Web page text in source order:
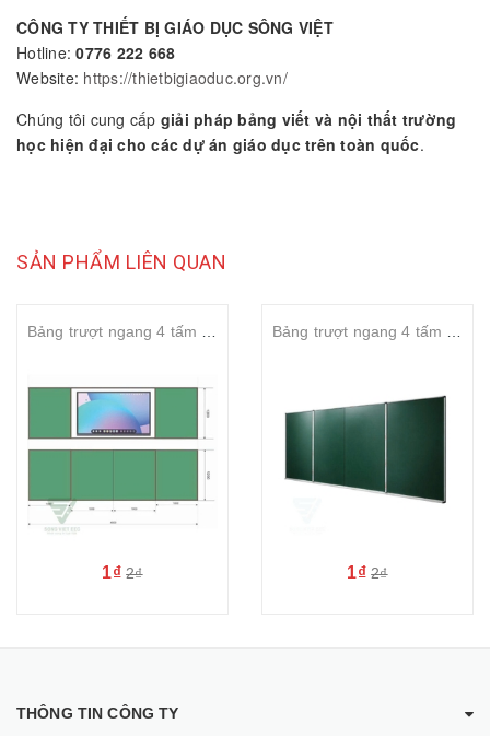
CÔNG TY THIẾT BỊ GIÁO DỤC SÔNG VIỆT
Hotline:0776 222 668
Website: https://thietbigiaoduc.org.vn/
Chúng tôi cung cấp giải pháp bảng viết và nội thất trường
học hiện đại cho các dự án giáo dục trên toàn quốc.
SẢN PHẨM LIÊN QUAN
1₫ 2₫ 1₫ 2₫
THÔNG TIN CÔNG TY